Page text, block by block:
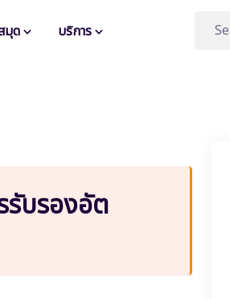
มุด บริการ
รับรองอัต